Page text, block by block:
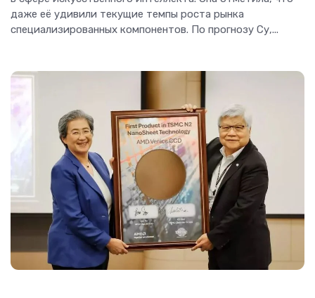
даже её удивили текущие темпы роста рынка
специализированных компонентов. По прогнозу Су,...